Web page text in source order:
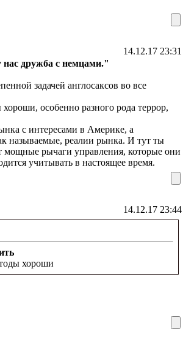
14.12.17 23:31
нас дружба с немцами."
задачей англосаксов во все
особенно разного рода террор,
с интересами в Америке, а
называемые, реалии рынка. И тут ты
мощные рычаги управления, которые они
учитывать в настоящее время.
14.12.17 23:44
хороши